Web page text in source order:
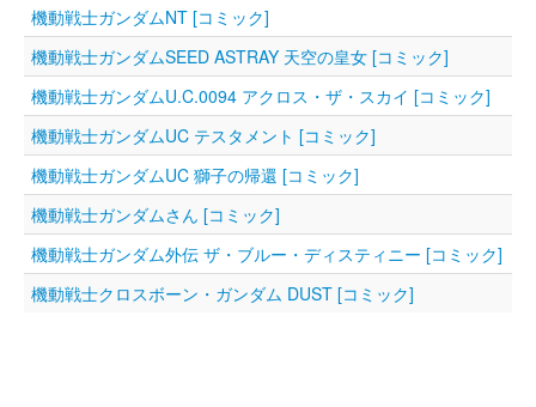
機動戦士ガンダムNT [コミック]
機動戦士ガンダムSEED ASTRAY 天空の皇女 [コミック]
機動戦士ガンダムU.C.0094 アクロス・ザ・スカイ [コミック]
機動戦士ガンダムUC テスタメント [コミック]
機動戦士ガンダムUC 獅子の帰還 [コミック]
機動戦士ガンダムさん [コミック]
機動戦士ガンダム外伝 ザ・ブルー・ディスティニー [コミック]
機動戦士クロスボーン・ガンダム DUST [コミック]